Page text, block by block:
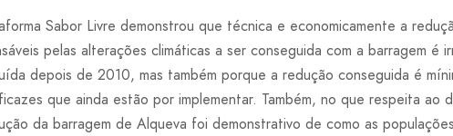
Sabor Livre demonstrou que técnica e economicamente a
pelas alterações climáticas a ser conseguida com a barragem é
depois de 2010, mas também porque a redução conseguida é
que ainda estão por implementar. Também, no que respeita ao
da barragem de Alqueva foi demonstrativo de como as